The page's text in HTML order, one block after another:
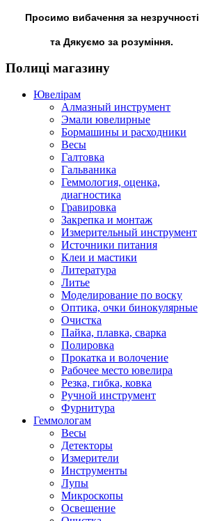
Просимо вибачення за незручності
та Дякуємо за розуміння.
Полиці магазину
Ювелірам
Алмазный инструмент
Эмали ювелирные
Бормашины и расходники
Весы
Галтовка
Гальваника
Геммология, оценка,
диагностика
Гравировка
Закрепка и монтаж
Измерительный инструмент
Источники питания
Клеи и мастики
Литература
Литье
Моделирование по воску
Оптика, очки бинокулярные
Очистка
Пайка, плавка, сварка
Полировка
Прокатка и волочение
Рабочее место ювелира
Резка, гибка, ковка
Ручной инструмент
Фурнитура
Геммологам
Весы
Детекторы
Измерители
Инструменты
Лупы
Микроскопы
Освещение